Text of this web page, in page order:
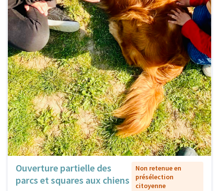
Ouverture partielle des
parcs et squares aux chiens
Non retenue en
présélection
citoyenne